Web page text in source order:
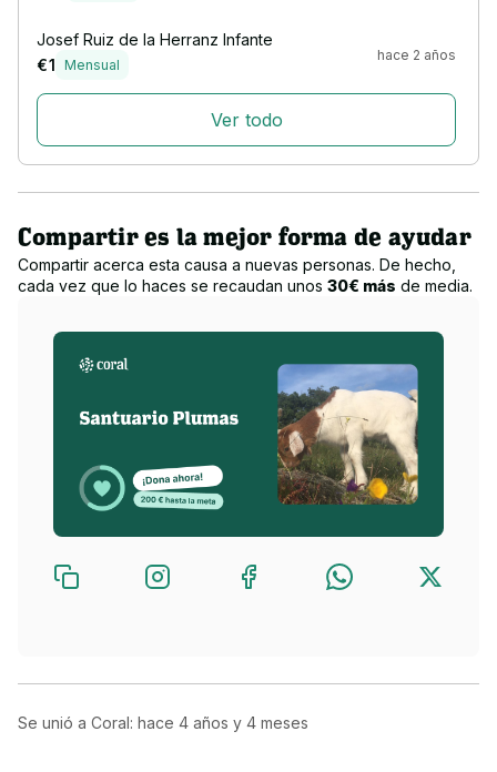
Josef Ruiz de la Herranz Infante
€ 1 Mensual
hace 2 años
Ver todo
Compartir es la mejor forma de ayudar
Compartir acerca esta causa a nuevas personas. De hecho,
cada vez que lo haces se recaudan unos 30€ más de media.
Se unió a Coral: hace 4 años y 4 meses